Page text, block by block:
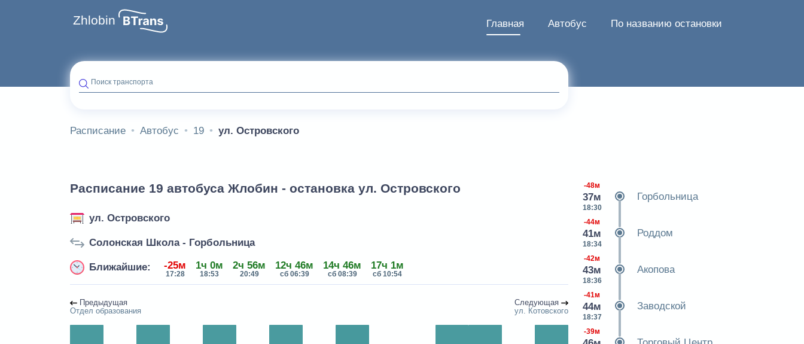
Zhlobin Главная Автобус По названию остановки
Поиск транспорта
Расписание Автобус 19 ул. Островского
Расписание 19 автобуса Жлобин - остановка ул. Островского
ул. Островского
Солонская Школа - Горбольница
Ближайшие: -25м
17:28
1ч 0м
18:53
2ч 56м
20:49
12ч 46м
сб 06:39
14ч 46м
сб 08:39
17ч 1м
сб 10:54
Предыдущая
Отдел образования
Следующая
ул. Котовского
-48м
37м
18:30
Горбольница
-44м
41м
18:34
Роддом
-42м
43м
18:36
Акопова
-41м
44м
18:37
Заводской
-39м